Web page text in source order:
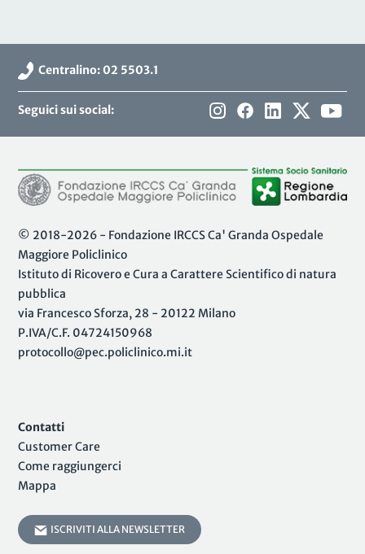
Centralino: 02 5503.1
Seguici sui social:
© 2018-2026 - Fondazione IRCCS Ca' Granda Ospedale
Maggiore Policlinico
Istituto di Ricovero e Cura a Carattere Scientifico di natura
pubblica
via Francesco Sforza, 28 - 20122 Milano
P.IVA/C.F. 04724150968
protocollo@pec.policlinico.mi.it
Contatti
Customer Care
Come raggiungerci
Mappa
ISCRIVITI ALLA NEWSLETTER